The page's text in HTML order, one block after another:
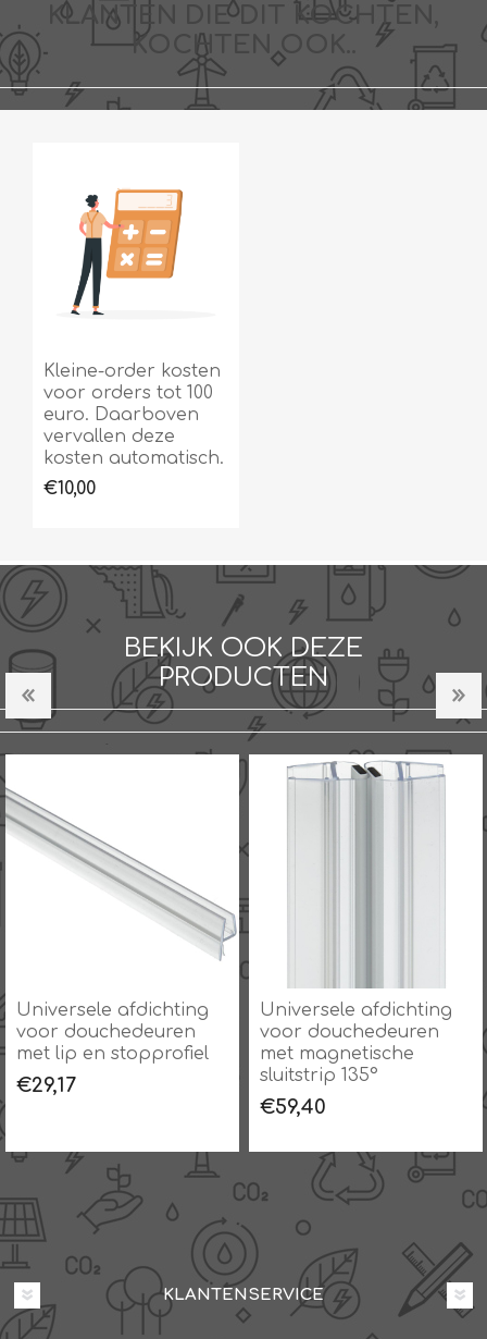
KLANTEN DIE DIT KOCHTEN,
KOCHTEN OOK..
Kleine-order kosten
voor orders tot 100
euro. Daarboven
vervallen deze
kosten automatisch.
€10,00
BEKIJK OOK DEZE
PRODUCTEN
Universele afdichting
voor douchedeuren
met lip en stopprofiel
€29,17
Universele afdichting
voor douchedeuren
met magnetische
sluitstrip 135°
€59,40
KLANTENSERVICE